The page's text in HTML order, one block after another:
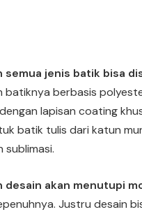
semua jenis batik bisa
batiknya berbasis
lapisan coating
batik tulis dari katun
sublimasi.
desain akan menutupi
Justru desain